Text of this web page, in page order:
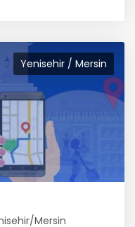
Yenisehir / Mersin
Mersin